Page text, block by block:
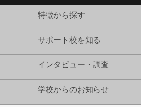
特徴から探す
サポート校を知る
インタビュー・調査
学校からのお知らせ